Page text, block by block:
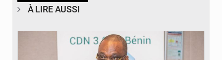
À LIRE AUSSI